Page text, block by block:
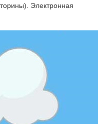
Электронная